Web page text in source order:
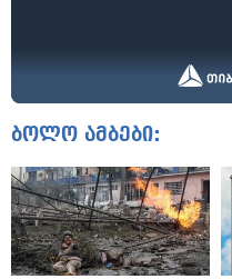
ბოლო ამბები: